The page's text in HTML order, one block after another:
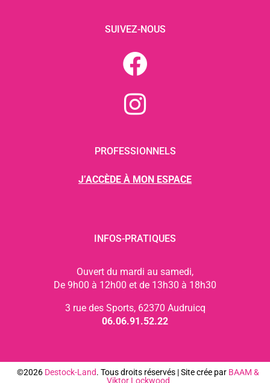
SUIVEZ-NOUS
PROFESSIONNELS
J’ACCÈDE À MON ESPACE
INFOS-PRATIQUES
Ouvert du mardi au samedi,
De 9h00 à 12h00 et de 13h30 à 18h30
3 rue des Sports, 62370 Audruicq
06.06.91.52.22
©2026 Destock-Land. Tous droits réservés | Site crée par BAAM &
Viktor Lockwood